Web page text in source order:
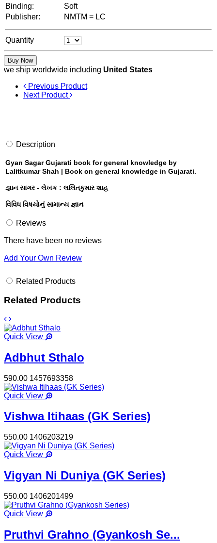
Binding:
Soft
Publisher:
NMTM = LC
Quantity
Buy Now
we ship worldwide including United States
Previous Product
Next Product
Description
Gyan Sagar Gujarati book for general knowledge by
Lalitkumar Shah | Book on general knowledge in Gujarati.
જ્ઞાન સાગર - લેખક : લલિતકુમાર શાહ
વિવિધ વિષયોનું સામાન્ય જ્ઞાન
Reviews
There have been no reviews
Add Your Own Review
Related Products
Related Products
Quick View
Adbhut Sthalo
590.00 1457693358
Quick View
Vishwa Itihaas (GK Series)
550.00 1406203219
Quick View
Vigyan Ni Duniya (GK Series)
550.00 1406201499
Quick View
Pruthvi Grahno (Gyankosh Se...